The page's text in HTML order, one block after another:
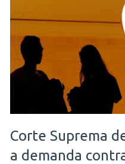
Corte Suprema
a demanda